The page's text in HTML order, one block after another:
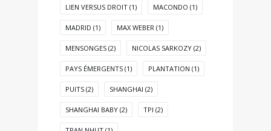
LIEN VERSUS DROIT (1) MACONDO (1)
MADRID (1) MAX WEBER (1)
MENSONGES (2) NICOLAS SARKOZY (2)
PAYS ÉMERGENTS (1) PLANTATION (1)
PUITS (2) SHANGHAI (2)
SHANGHAI BABY (2) TPI (2)